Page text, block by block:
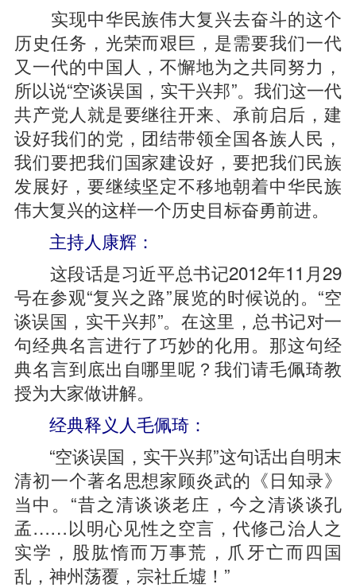
实现中华民族伟大复兴去奋斗的这个
历史任务，光荣而艰巨，是需要我们一代
又一代的中国人，不懈地为之共同努力，
所以说“空谈误国，实干兴邦”。我们这一代
共产党人就是要继往开来、承前启后，建
设好我们的党，团结带领全国各族人民，
我们要把我们国家建设好，要把我们民族
发展好，要继续坚定不移地朝着中华民族
伟大复兴的这样一个历史目标奋勇前进。
主持人康辉：
这段话是习近平总书记2012年11月29
号在参观“复兴之路”展览的时候说的。“空
谈误国，实干兴邦”。在这里，总书记对一
句经典名言进行了巧妙的化用。那这句经
典名言到底出自哪里呢？我们请毛佩琦教
授为大家做讲解。
经典释义人毛佩琦：
“空谈误国，实干兴邦”这句话出自明末
清初一个著名思想家顾炎武的《日知录》
当中。“昔之清谈谈老庄，今之清谈谈孔
孟……以明心见性之空言，代修己治人之
实学，股肱惰而万事荒，爪牙亡而四国
乱，神州荡覆，宗社丘墟！”